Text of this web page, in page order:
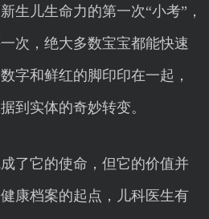
生儿生命力的第一次“小考”，
次，绝大多数宝宝都能快速
字和鲜红的脚印印在一起，
到实体的奇妙转变。
了它的使命，但它的价值并
康档案的起点，儿科医生有